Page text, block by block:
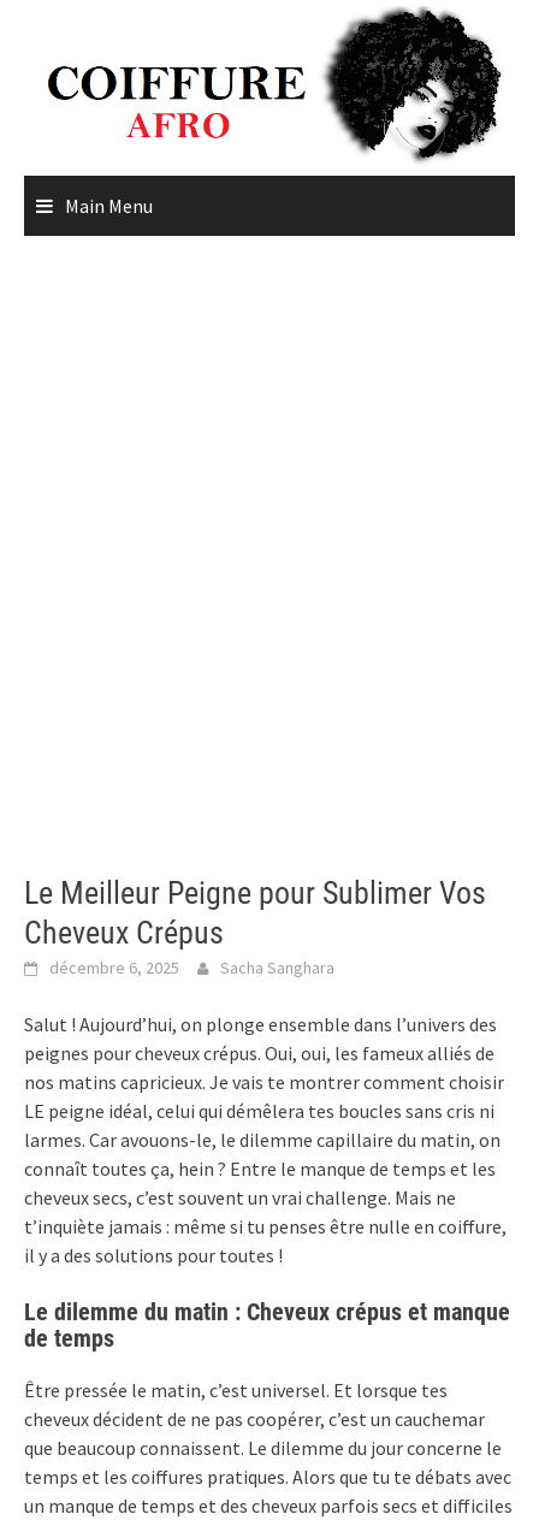
content
Main Menu
Le Meilleur Peigne pour Sublimer Vos
Cheveux Crépus
décembre 6, 2025 Sacha Sanghara
Salut ! Aujourd’hui, on plonge ensemble dans l’univers des
peignes pour cheveux crépus. Oui, oui, les fameux alliés de
nos matins capricieux. Je vais te montrer comment choisir
LE peigne idéal, celui qui démêlera tes boucles sans cris ni
larmes. Car avouons-le, le dilemme capillaire du matin, on
connaît toutes ça, hein ? Entre le manque de temps et les
cheveux secs, c’est souvent un vrai challenge. Mais ne
t’inquiète jamais : même si tu penses être nulle en coiffure,
il y a des solutions pour toutes !
Le dilemme du matin : Cheveux crépus et manque
de temps
Être pressée le matin, c’est universel. Et lorsque tes
cheveux décident de ne pas coopérer, c’est un cauchemar
que beaucoup connaissent. Le dilemme du jour concerne le
temps et les coiffures pratiques. Alors que tu te débats avec
un manque de temps et des cheveux parfois secs et difficiles